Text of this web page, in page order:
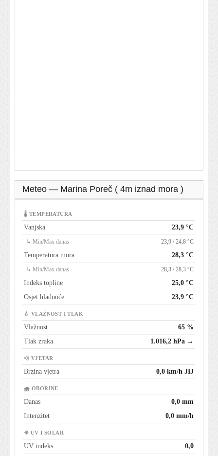
Meteo — Marina Poreč ( 4m iznad mora )
🌡 TEMPERATURA
Vanjska 23,9 °C
↳ Min/Max danas 23,9 / 24,8 °C
Temperatura mora 28,3 °C
↳ Min/Max danas 28,3 / 28,3 °C
Indeks topline
25,0 °C
Osjet hladnoće
23,9 °C
💧 VLAŽNOST I TLAK
Vlažnost
65 %
Tlak zraka
1.016,2 hPa →
💨 VJETAR
Brzina vjetra 0,0 km/h JIJ
🌧 OBORINE
Danas
0,0 mm
Intenzitet
0,0 mm/h
☀ UV I SOLAR
UV indeks
0,0